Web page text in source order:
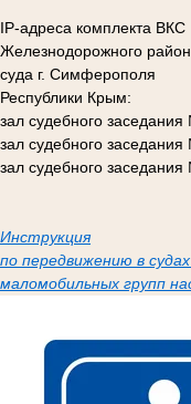
IP-адреса комплекта ВКС
Железнодорожного
суда г. Симферополя
Республики Крым:
зал судебного
зал судебного
зал судебного
Инструкция
по передвижению в судах
маломобильных групп